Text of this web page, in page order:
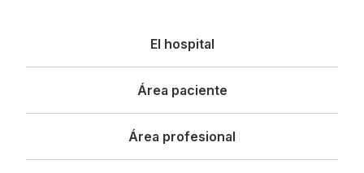
principal
El hospital
Área paciente
Área profesional